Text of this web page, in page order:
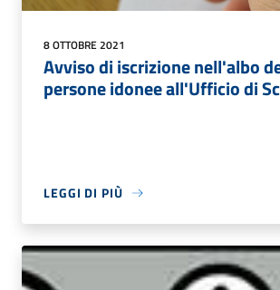
8 OTTOBRE 2021
Avviso di iscrizione nell'albo
persone idonee all'Ufficio di
LEGGI DI PIÙ